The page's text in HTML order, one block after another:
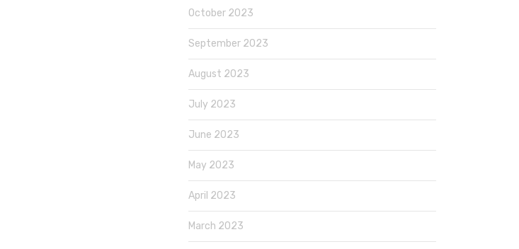
October 2023
September 2023
August 2023
July 2023
June 2023
May 2023
April 2023
March 2023